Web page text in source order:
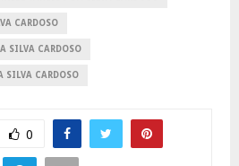
CARDOSO
SILVA CARDOSO
SILVA CARDOSO
0